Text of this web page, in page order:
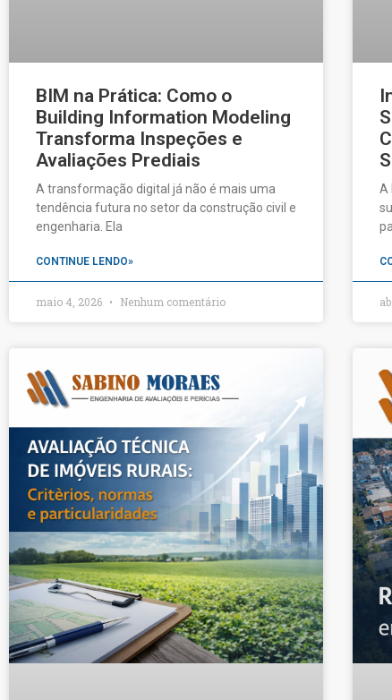
BIM na Prática: Como o
Building Information Modeling
Transforma Inspeções e
Avaliações Prediais
A transformação digital já não é mais uma
tendência futura no setor da construção civil e
engenharia. Ela
CONTINUE LENDO»
maio 4, 2026 Nenhum comentário
A